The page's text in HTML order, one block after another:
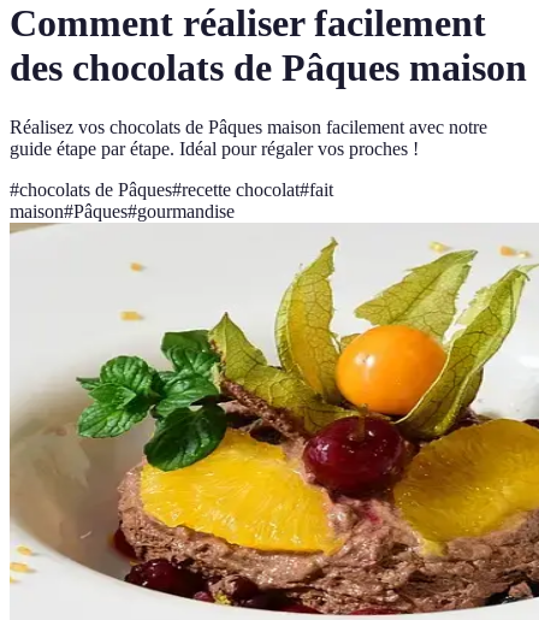
Comment réaliser facilement
des chocolats de Pâques maison
Réalisez vos chocolats de Pâques maison facilement avec notre
guide étape par étape. Idéal pour régaler vos proches !
#chocolats de Pâques#recette chocolat#fait
maison#Pâques#gourmandise